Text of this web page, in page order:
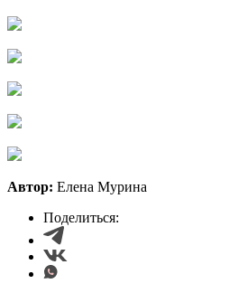
Автор: Елена Мурина
Поделиться: